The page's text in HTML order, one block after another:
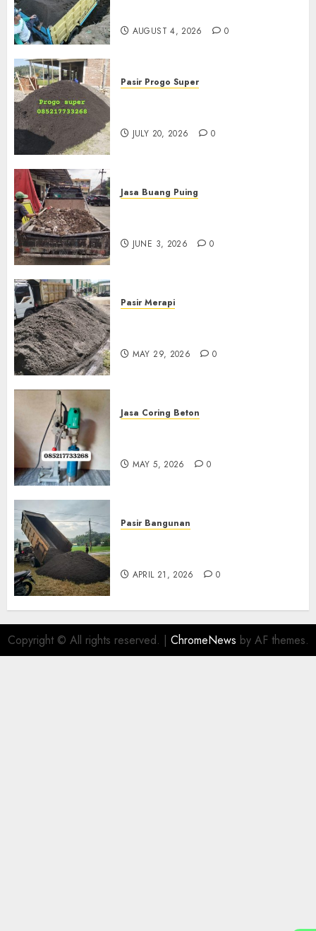
AUGUST 4, 2026 0
Pasir Progo Super
JULY 20, 2026 0
Jasa Buang Puing
JUNE 3, 2026 0
Pasir Merapi
MAY 29, 2026 0
Jasa Coring Beton
MAY 5, 2026 0
Pasir Bangunan
APRIL 21, 2026 0
Copyright © All rights reserved. | ChromeNews by AF themes.